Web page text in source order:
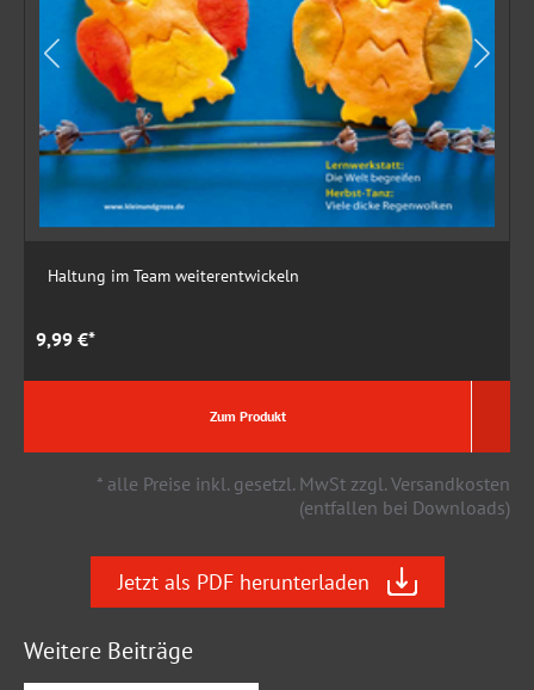
Haltung im Team weiterentwickeln
9,99 €*
Zum Produkt
* alle Preise inkl. gesetzl. MwSt zzgl. Versandkosten
(entfallen bei Downloads)
Jetzt als PDF herunterladen
Weitere Beiträge